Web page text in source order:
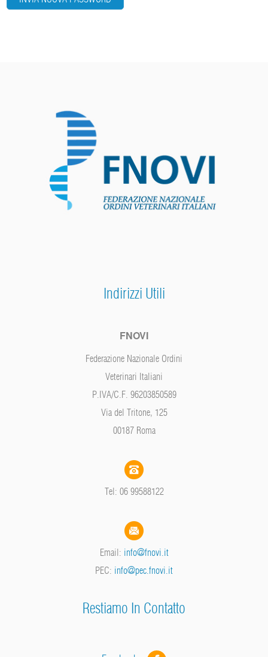
Indirizzi Utili
FNOVI
Federazione Nazionale Ordini
Veterinari Italiani
P.IVA/C.F. 96203850589
Via del Tritone, 125
00187 Roma
Tel: 06 99588122
Email: info@fnovi.it
PEC: info@pec.fnovi.it
Restiamo In Contatto